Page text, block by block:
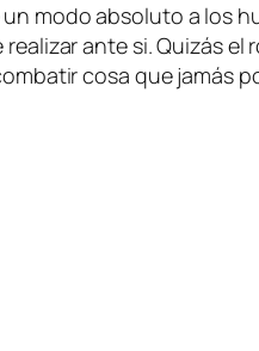
un mo­do ab­so­lu­to a los
rea­li­zar an­te si. Quizás
co­sa que ja­más